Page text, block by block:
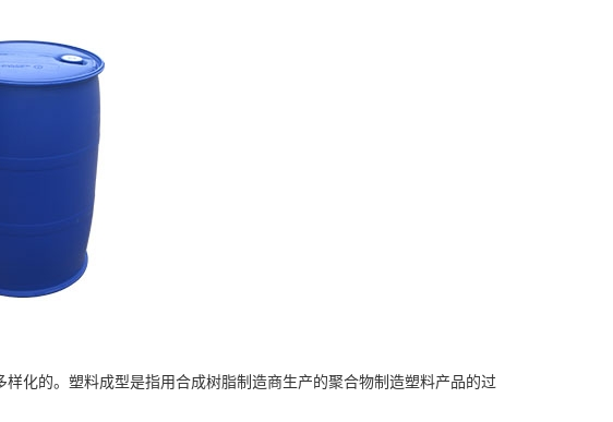
样化的。塑料成型是指用合成树脂制造商生产的聚合物制造塑料产品的过